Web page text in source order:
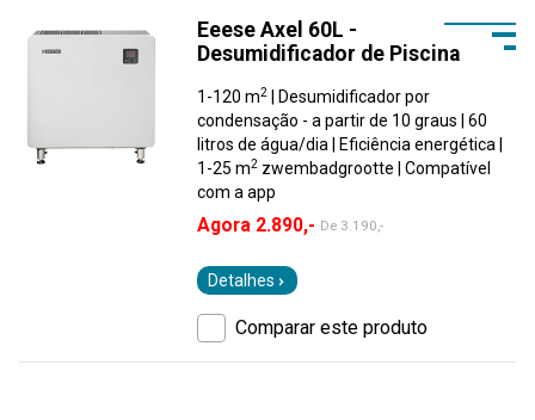
Eeese Axel 60L -
Desumidificador de Piscina
1-120 m2
| Desumidificador por
condensação - a partir de 10 graus | 60
litros de água/dia | Eficiência energética |
1-25 m2 zwembadgrootte | Compatível
com a app
Agora 2.890,- De 3.190,-
Detalhes
Comparar este produto